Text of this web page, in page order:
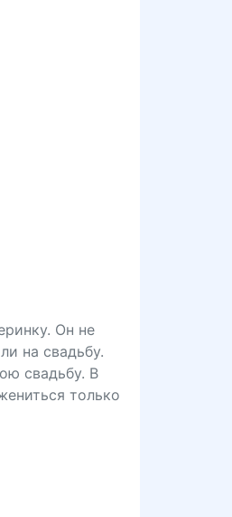
Он не
на свадьбу.
свадьбу. В
только